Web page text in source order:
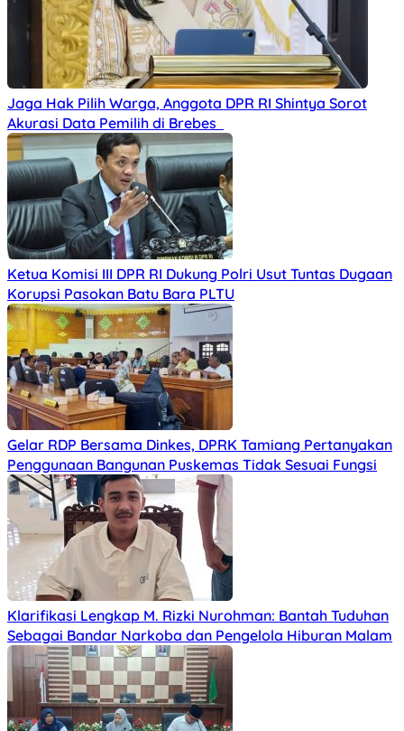
Jaga Hak Pilih Warga, Anggota DPR RI Shintya Sorot
Akurasi Data Pemilih di Brebes
Ketua Komisi III DPR RI Dukung Polri Usut Tuntas Dugaan
Korupsi Pasokan Batu Bara PLTU
Gelar RDP Bersama Dinkes, DPRK Tamiang Pertanyakan
Penggunaan Bangunan Puskemas Tidak Sesuai Fungsi
Klarifikasi Lengkap M. Rizki Nurohman: Bantah Tuduhan
Sebagai Bandar Narkoba dan Pengelola Hiburan Malam